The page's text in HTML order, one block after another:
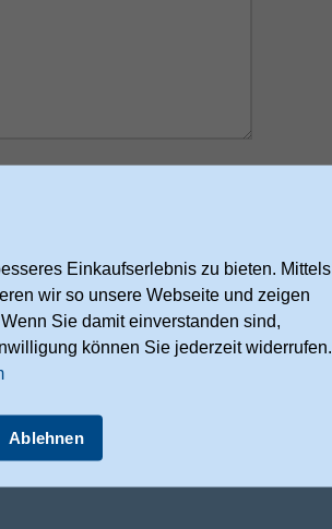
per E-Mail an
Einkaufserlebnis zu bieten. Mittels
wir so unsere Webseite und zeigen
Sie damit einverstanden sind,
können Sie jederzeit widerrufen.
Ablehnen